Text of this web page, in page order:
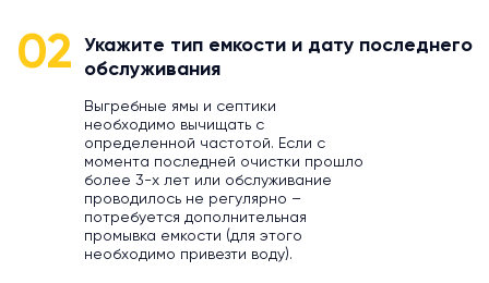
02
Укажите тип емкости и дату последнего
обслуживания
Выгребные ямы и септики
необходимо вычищать с
определенной частотой. Если с
момента последней очистки прошло
более 3-х лет или обслуживание
проводилось не регулярно –
потребуется дополнительная
промывка емкости (для этого
необходимо привезти воду).